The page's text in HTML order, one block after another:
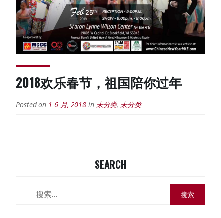
2018欢乐春节，祖国陪你过年
Posted on 1 6 月, 2018 in 未分类, 未分类
SEARCH